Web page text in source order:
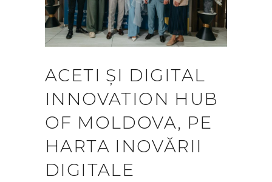
ACETI ȘI DIGITAL
INNOVATION HUB
OF MOLDOVA, PE
HARTA INOVĂRII
DIGITALE